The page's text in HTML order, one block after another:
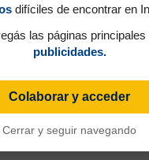
difíciles de encontrar en
las páginas principales
publicidades.
Colaborar y acceder
Cerrar y seguir navegando